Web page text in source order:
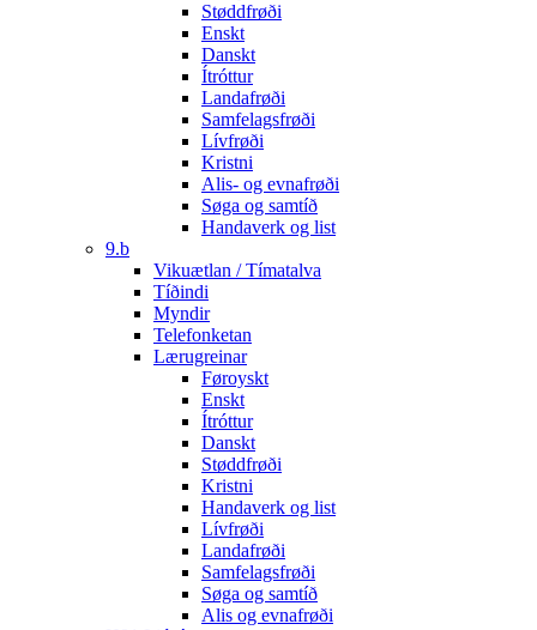
Støddfrøði
Enskt
Danskt
Ítróttur
Landafrøði
Samfelagsfrøði
Lívfrøði
Kristni
Alis- og evnafrøði
Søga og samtíð
Handaverk og list
9.b
Vikuætlan / Tímatalva
Tíðindi
Myndir
Telefonketan
Lærugreinar
Føroyskt
Enskt
Ítróttur
Danskt
Støddfrøði
Kristni
Handaverk og list
Lívfrøði
Landafrøði
Samfelagsfrøði
Søga og samtíð
Alis og evnafrøði